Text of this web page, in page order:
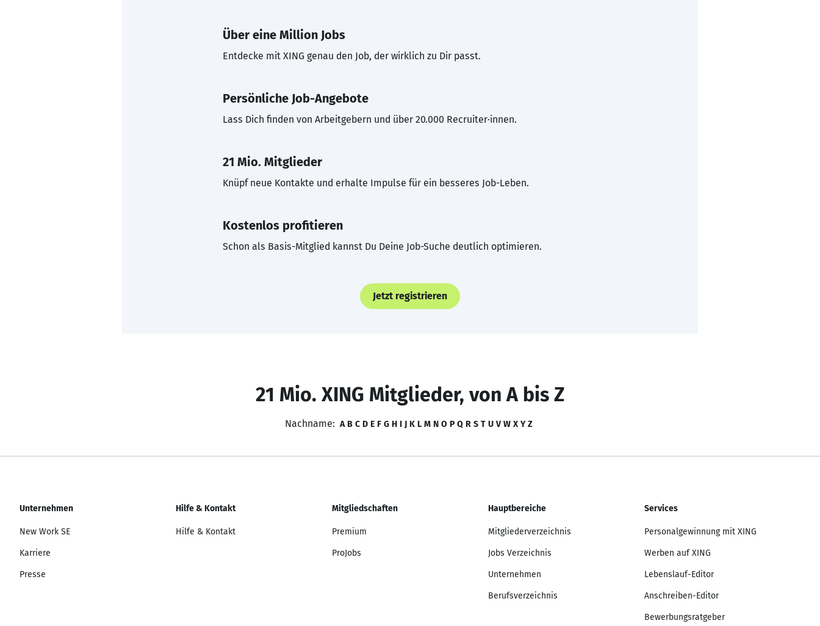
Über eine Million Jobs
Entdecke mit XING genau den Job, der wirklich zu Dir passt.
Persönliche Job-Angebote
Lass Dich finden von Arbeitgebern und über 20.000 Recruiter·innen.
21 Mio. Mitglieder
Knüpf neue Kontakte und erhalte Impulse für ein besseres Job-Leben.
Kostenlos profitieren
Schon als Basis-Mitglied kannst Du Deine Job-Suche deutlich optimieren.
Jetzt registrieren
21 Mio. XING Mitglieder, von A bis Z
Nachname: A B C D E F G H I J K L M N O P Q R S T U V W X Y Z
Unternehmen
New Work SE
Karriere
Presse
Hilfe & Kontakt
Hilfe & Kontakt
Mitgliedschaften
Premium
ProJobs
Hauptbereiche
Mitgliederverzeichnis
Jobs Verzeichnis
Unternehmen
Berufsverzeichnis
Services
Personalgewinnung mit XING
Werben auf XING
Lebenslauf-Editor
Anschreiben-Editor
Bewerbungsratgeber